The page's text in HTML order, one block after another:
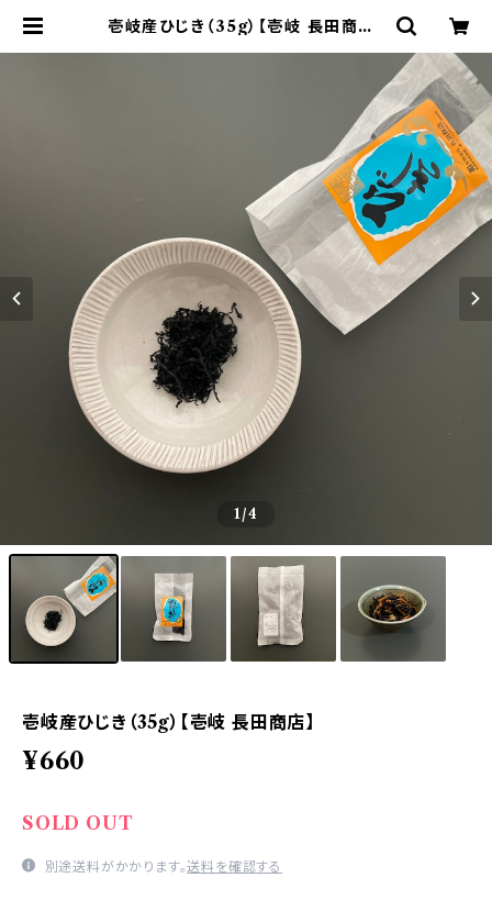
壱岐産ひじき（35g）【壱岐 長田商店】
1/4
壱岐産ひじき（35g）【壱岐 長田商店】
¥660
SOLD OUT
別途送料がかかります。送料を確認する